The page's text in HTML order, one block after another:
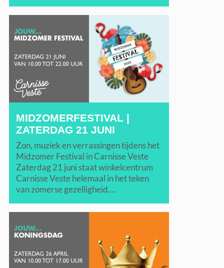
MIDZOMERFESTIVAL |
ZATERDAG 21 JUNI
Zon, muziek en verrassingen tijdens het
Midzomer Festival in Carnisse Veste
Zaterdag 21 juni staat winkelcentrum
Carnisse Veste helemaal in het teken
van zomerse gezelligheid....